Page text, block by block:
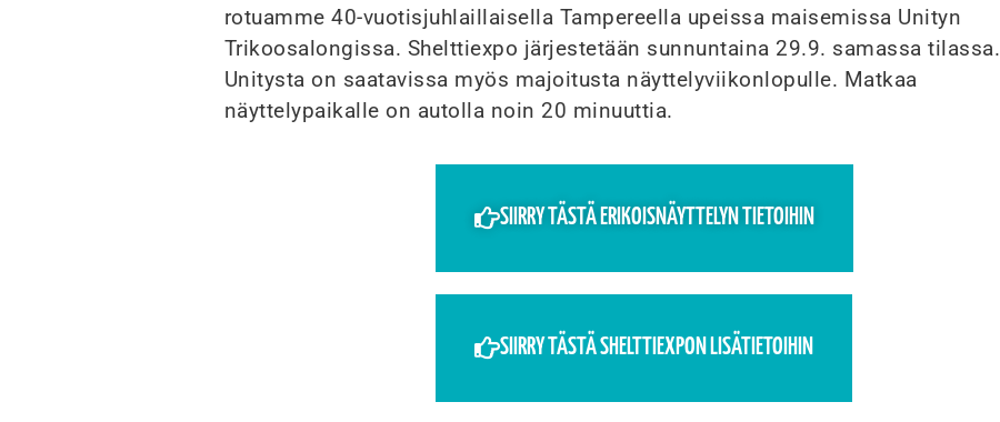
rotuamme 40-vuotisjuhlaillaisella Tampereella upeissa maisemissa Unityn
Trikoosalongissa. Shelttiexpo järjestetään sunnuntaina 29.9. samassa tilassa.
Unitysta on saatavissa myös majoitusta näyttelyviikonlopulle. Matkaa
näyttelypaikalle on autolla noin 20 minuuttia.
SIIRRY TÄSTÄ ERIKOISNÄYTTELYN TIETOIHIN
SIIRRY TÄSTÄ SHELTTIEXPON LISÄTIETOIHIN